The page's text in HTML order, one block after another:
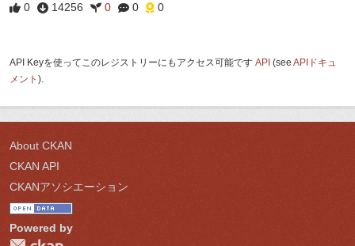
0 14256 0 0 0
API Keyを使ってこのレジストリーにもアクセス可能です API (see APIドキュ
メント ).
About CKAN
CKAN API
CKANアソシエーション
Powered by